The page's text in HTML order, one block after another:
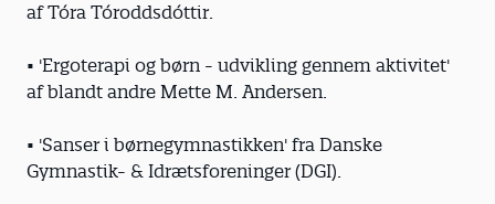
af Tóra Tóroddsdóttir.
• 'Ergoterapi og børn - udvikling gennem aktivitet'
af blandt andre Mette M. Andersen.
• 'Sanser i børnegymnastikken' fra Danske
Gymnastik- & Idrætsforeninger (DGI).